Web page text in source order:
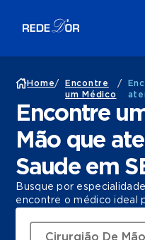
Home/
Encontre
um Médico
/
Encontre
Mão que
Saude em
Busque por
encontre o médico ideal